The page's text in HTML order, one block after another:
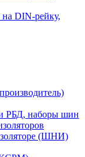
DIN-рейку,
РБД, наборы шин
(ШНИ)